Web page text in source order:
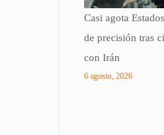
Casi agota
de precisión tras
con Irán
6 agosto, 2026